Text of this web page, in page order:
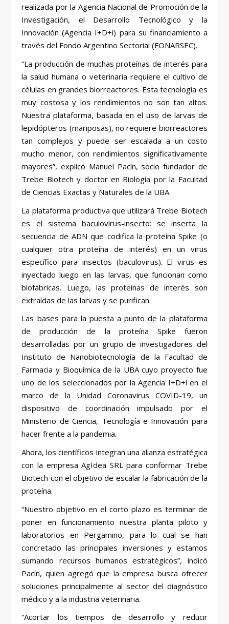
realizada por la Agencia Nacional de Promoción de la
Investigación, el Desarrollo Tecnológico y la
Innovación (Agencia I+D+i) para su financiamiento a
través del Fondo Argentino Sectorial (FONARSEC).
“La producción de muchas proteínas de interés para
la salud humana o veterinaria requiere el cultivo de
células en grandes biorreactores. Esta tecnología es
muy costosa y los rendimientos no son tan altos.
Nuestra plataforma, basada en el uso de larvas de
lepidópteros (mariposas), no requiere biorreactores
tan complejos y puede ser escalada a un costo
mucho menor, con rendimientos significativamente
mayores”, explicó Manuel Pacín, socio fundador de
Trebe Biotech y doctor en Biología por la Facultad
de Ciencias Exactas y Naturales de la UBA.
La plataforma productiva que utilizará Trebe Biotech
es el sistema baculovirus-insecto: se inserta la
secuencia de ADN que codifica la proteína Spike (o
cualquier otra proteína de interés) en un virus
específico para insectos (baculovirus). El virus es
inyectado luego en las larvas, que funcionan como
biofábricas. Luego, las proteínas de interés son
extraídas de las larvas y se purifican.
Las bases para la puesta a punto de la plataforma
de producción de la proteína Spike fueron
desarrolladas por un grupo de investigadores del
Instituto de Nanobiotecnología de la Facultad de
Farmacia y Bioquímica de la UBA cuyo proyecto fue
uno de los seleccionados por la Agencia I+D+i en el
marco de la Unidad Coronavirus COVID-19, un
dispositivo de coordinación impulsado por el
Ministerio de Ciencia, Tecnología e Innovación para
hacer frente a la pandemia.
Ahora, los científicos integran una alianza estratégica
con la empresa AgIdea SRL para conformar Trebe
Biotech con el objetivo de escalar la fabricación de la
proteína.
“Nuestro objetivo en el corto plazo es terminar de
poner en funcionamiento nuestra planta piloto y
laboratorios en Pergamino, para lo cual se han
concretado las principales inversiones y estamos
sumando recursos humanos estratégicos”, indicó
Pacín, quien agregó que la empresa busca ofrecer
soluciones principalmente al sector del diagnóstico
médico y a la industria veterinaria.
“Acortar los tiempos de desarrollo y reducir